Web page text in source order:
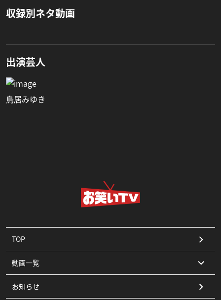
収録別ネタ動画
出演芸人
鳥居みゆき
TOP
動画一覧
コント
お知らせ